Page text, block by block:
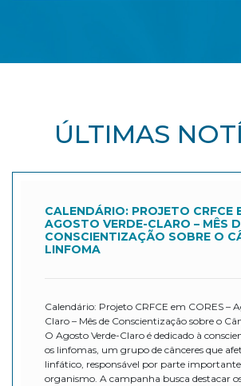
ÚLTIMAS
CALENDÁRIO: PROJETO CRFCE
AGOSTO VERDE-CLARO – MÊS
CONSCIENTIZAÇÃO SOBRE O
LINFOMA
Calendário: Projeto CRFCE em CORES –
Claro – Mês de Conscientização sobre o
O Agosto Verde-Claro é dedicado à
os linfomas, um grupo de cânceres que
linfático, responsável por parte importante
organismo. A campanha busca destacar